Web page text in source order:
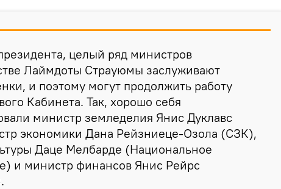
целый ряд министров
Лаймдоты Страуюмы заслуживают
и поэтому могут продолжить работу
Кабинета. Так, хорошо себя
министр земледелия Янис Дуклавс
экономики Дана Рейзниеце-Озола (СЗК),
Даце Мелбарде (Национальное
и министр финансов Янис Рейрс